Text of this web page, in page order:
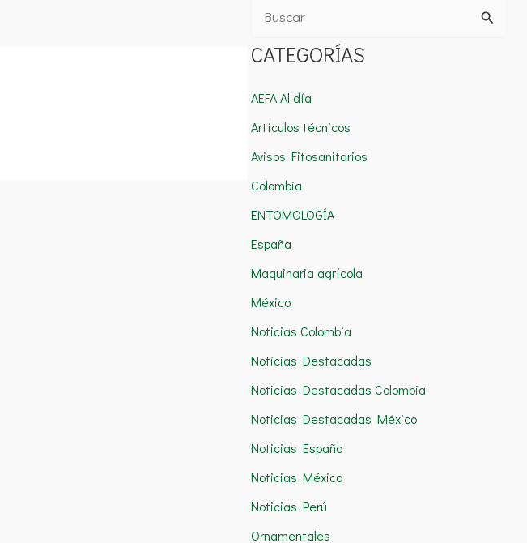
u
c
a
r
:
CATEGORÍAS
AEFA Al día
Artículos técnicos
Avisos Fitosanitarios
Colombia
ENTOMOLOGÍA
España
Maquinaria agrícola
México
Noticias Colombia
Noticias Destacadas
Noticias Destacadas Colombia
Noticias Destacadas México
Noticias España
Noticias México
Noticias Perú
Ornamentales